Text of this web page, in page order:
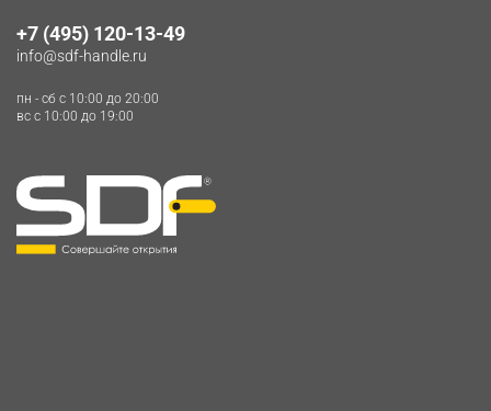
+7 (495) 120-13-49
info@sdf-handle.ru
пн - сб c 10:00 до 20:00
вс c 10:00 до 19:00